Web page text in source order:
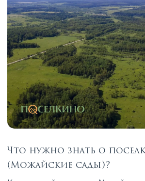
Что нужно знать о
(Можайские сады)?